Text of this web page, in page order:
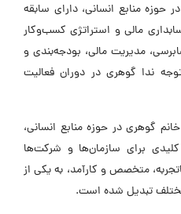
حوزه منابع انسانی، دارای سابقه
مالی و استراتژی کسب‌وکار
مدیریت مالی، بودجه‌بندی و
ندا گوهری در دوران فعالیت
گوهری در حوزه منابع انسانی،
برای سازمان‌ها و شرکت‌ها
متخصص و کارآمد، به یکی از
تبدیل شده است.